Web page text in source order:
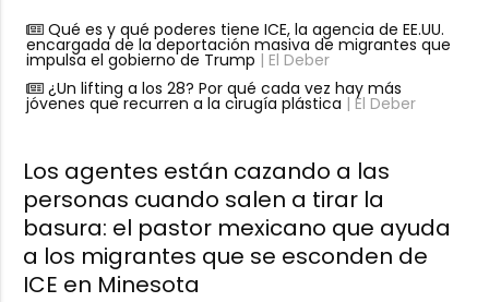
Qué es y qué poderes tiene ICE, la agencia de EE.UU.
encargada de la deportación masiva de migrantes que
impulsa el gobierno de Trump | El Deber
¿Un lifting a los 28? Por qué cada vez hay más
jóvenes que recurren a la cirugía plástica | El Deber
Los agentes están cazando a las
personas cuando salen a tirar la
basura: el pastor mexicano que ayuda
a los migrantes que se esconden de
ICE en Minesota